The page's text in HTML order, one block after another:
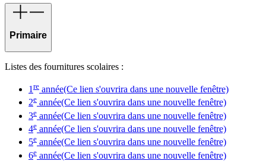
Primaire
Listes des fournitures scolaires :
1 re année(Ce lien s'ouvrira dans une nouvelle fenêtre)
2e année(Ce lien s'ouvrira dans une nouvelle fenêtre)
3e année(Ce lien s'ouvrira dans une nouvelle fenêtre)
4e année(Ce lien s'ouvrira dans une nouvelle fenêtre)
5e année(Ce lien s'ouvrira dans une nouvelle fenêtre)
6e année(Ce lien s'ouvrira dans une nouvelle fenêtre)